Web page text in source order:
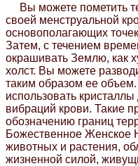
Вы можете пометить
своей менструальной
основополагающих
Затем, с течением
окрашивать Землю, как
холст. Вы можете
таким образом ее
использовать
вибраций крови. Такие
обозначению границ
Божественное Женское
животных и растения,
жизненной силой,